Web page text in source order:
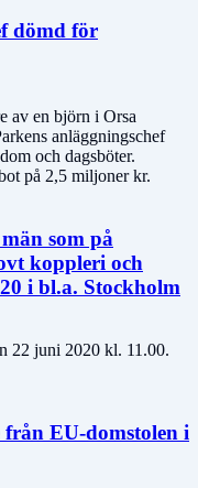
dömd för
av en björn i Orsa
anläggningschef
och dagsböter.
på 2,5 miljoner kr.
som på
koppleri och
i bl.a. Stockholm
22 juni 2020 kl. 11.00.
EU-domstolen i